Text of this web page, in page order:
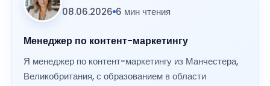
08.06.2026 6 мин чтения
Менеджер по контент-маркетингу
Я менеджер по контент-маркетингу из Манчестера,
Великобритания, с образованием в области